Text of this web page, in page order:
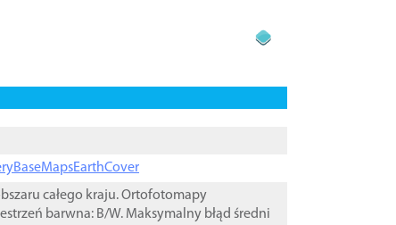
całego kraju. Ortofotomapy
barwna: B/W. Maksymalny błąd średni